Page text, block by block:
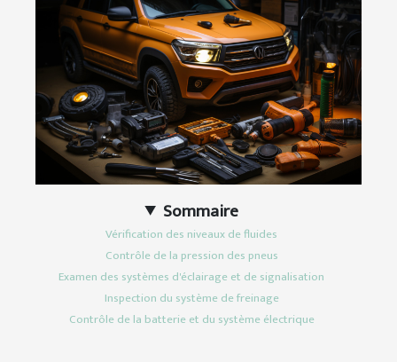
Sommaire
Vérification des niveaux de fluides
Contrôle de la pression des pneus
Examen des systèmes d'éclairage et de signalisation
Inspection du système de freinage
Contrôle de la batterie et du système électrique